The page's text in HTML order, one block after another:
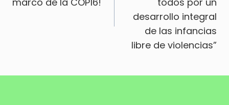
entradas
desarrollo integral
de las infancias
libre de violencias”